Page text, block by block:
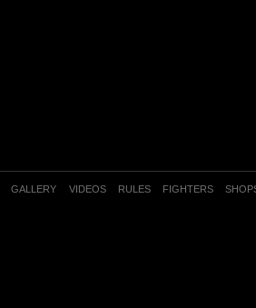
GALLERY VIDEOS RULES FIGHTERS